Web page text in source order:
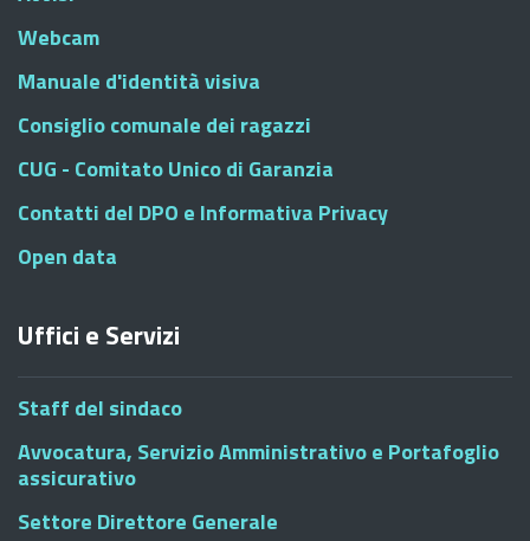
Webcam
Manuale d'identità visiva
Consiglio comunale dei ragazzi
CUG - Comitato Unico di Garanzia
Contatti del DPO e Informativa Privacy
Open data
Uffici e Servizi
Staff del sindaco
Avvocatura, Servizio Amministrativo e Portafoglio
assicurativo
Settore Direttore Generale